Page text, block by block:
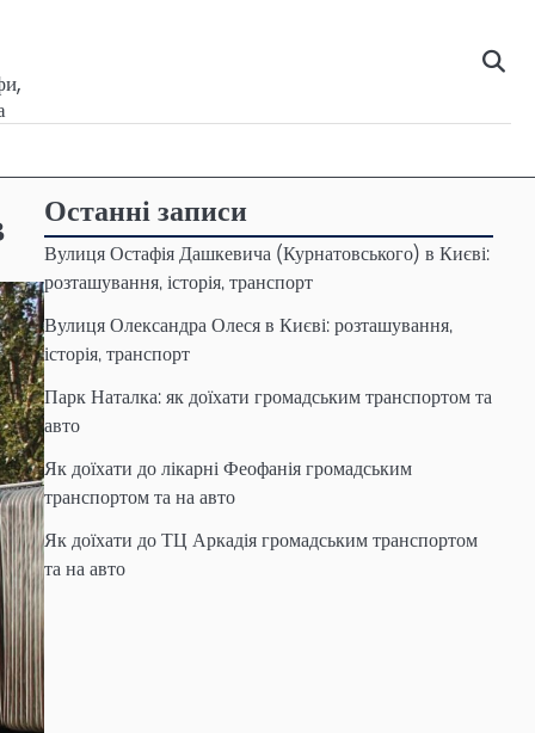
Останні записи
Вулиця Остафія Дашкевича (Курнатовського) в Києві:
розташування, історія, транспорт
Вулиця Олександра Олеся в Києві: розташування,
історія, транспорт
Парк Наталка: як доїхати громадським транспортом та
авто
Як доїхати до лікарні Феофанія громадським
транспортом та на авто
Як доїхати до ТЦ Аркадія громадським транспортом
та на авто